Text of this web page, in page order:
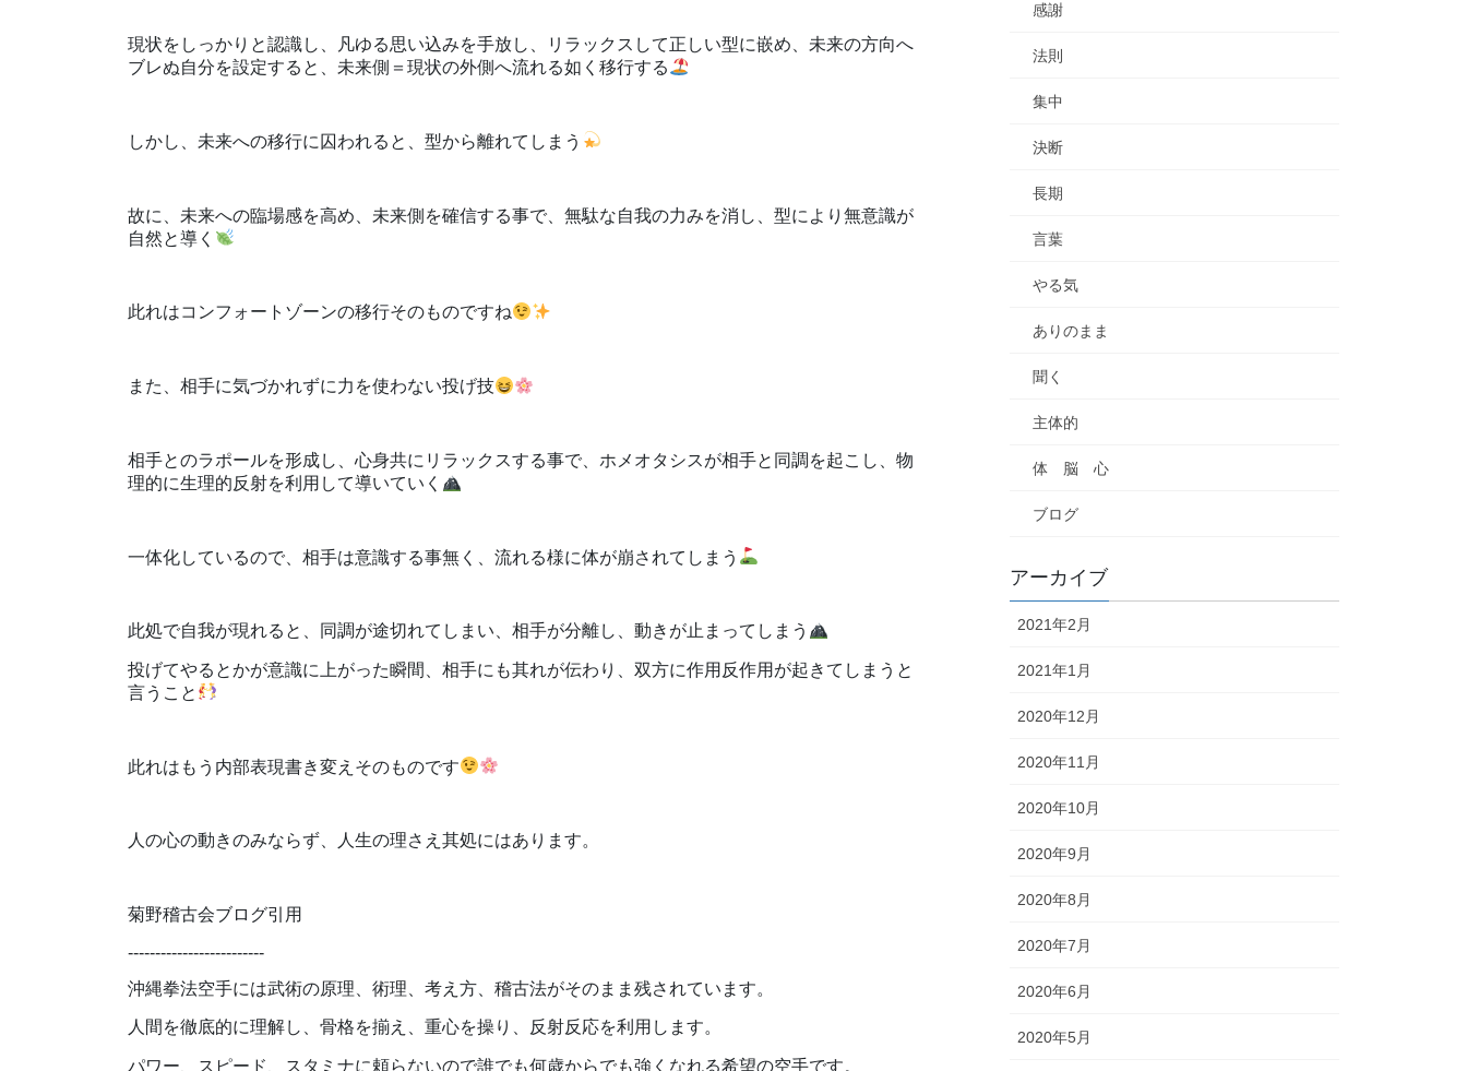
現状をしっかりと認識し、凡ゆる思い込みを手放し、リラックスして正しい型に嵌め、未来の方向へ
ブレぬ自分を設定すると、未来側＝現状の外側へ流れる如く移行する
しかし、未来への移行に囚われると、型から離れてしまう
故に、未来への臨場感を高め、未来側を確信する事で、無駄な自我の力みを消し、型により無意識が
自然と導く
此れはコンフォートゾーンの移行そのものですね
また、相手に気づかれずに力を使わない投げ技
相手とのラポールを形成し、心身共にリラックスする事で、ホメオタシスが相手と同調を起こし、物
理的に生理的反射を利用して導いていく
一体化しているので、相手は意識する事無く、流れる様に体が崩されてしまう
此処で自我が現れると、同調が途切れてしまい、相手が分離し、動きが止まってしまう
投げてやるとかが意識に上がった瞬間、相手にも其れが伝わり、双方に作用反作用が起きてしまうと
言うこと
此れはもう内部表現書き変えそのものです
人の心の動きのみならず、人生の理さえ其処にはあります。
菊野稽古会ブログ引用
-------------------------
沖縄拳法空手には武術の原理、術理、考え方、稽古法がそのまま残されています。
人間を徹底的に理解し、骨格を揃え、重心を操り、反射反応を利用します。
パワー、スピード、スタミナに頼らないので誰でも何歳からでも強くなれる希望の空手です。
感謝
法則
集中
決断
長期
言葉
やる気
ありのまま
聞く
主体的
体 脳 心
ブログ
アーカイブ
2021年2月
2021年1月
2020年12月
2020年11月
2020年10月
2020年9月
2020年8月
2020年7月
2020年6月
2020年5月